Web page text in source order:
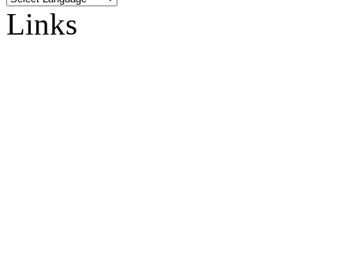
Links